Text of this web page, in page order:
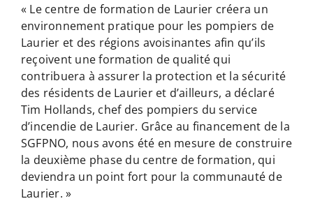
« Le centre de formation de Laurier créera un
environnement pratique pour les pompiers de
Laurier et des régions avoisinantes afin qu’ils
reçoivent une formation de qualité qui
contribuera à assurer la protection et la sécurité
des résidents de Laurier et d’ailleurs, a déclaré
Tim Hollands, chef des pompiers du service
d’incendie de Laurier. Grâce au financement de la
SGFPNO, nous avons été en mesure de construire
la deuxième phase du centre de formation, qui
deviendra un point fort pour la communauté de
Laurier. »